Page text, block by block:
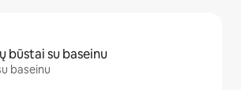
būstai su baseinu
baseinu